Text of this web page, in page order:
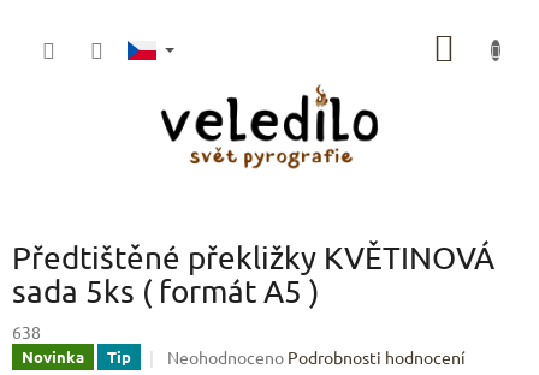
Předtištěné překližky KVĚTINOVÁ
sada 5ks ( formát A5 )
638
Novinka Tip
Průměrné
Neohodnoceno Podrobnosti hodnocení